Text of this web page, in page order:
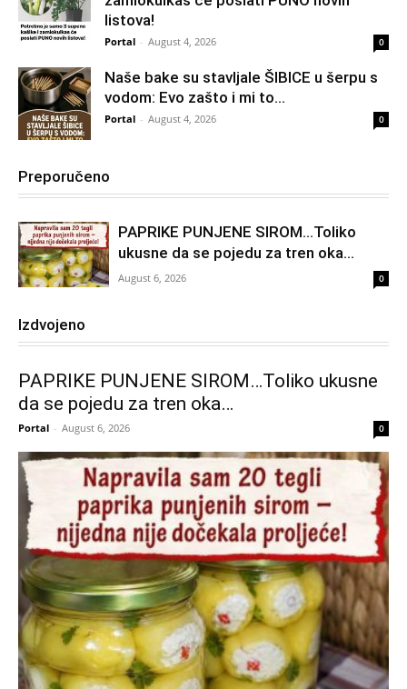
listova!
Portal - August 4, 2026 0
Naše bake su stavljale ŠIBICE u šerpu s
vodom: Evo zašto i mi to...
Portal - August 4, 2026 0
Preporučeno
PAPRIKE PUNJENE SIROM…Toliko
ukusne da se pojedu za tren oka…
August 6, 2026 0
Izdvojeno
PAPRIKE PUNJENE SIROM…Toliko ukusne
da se pojedu za tren oka…
Portal - August 6, 2026 0